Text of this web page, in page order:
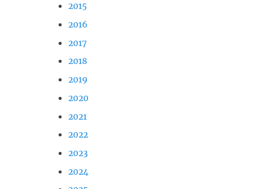
2015
2016
2017
2018
2019
2020
2021
2022
2023
2024